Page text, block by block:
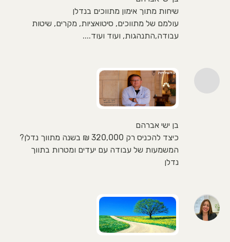
שיחות מתוך אימון מתווכים בנדלן
עולמם של מתווכים, סיטואציות, מקרים, שיטות
עבודה,התנהגות, ועוד ועוד....
בן ישי אברהם
כיצד להכניס רק 320,000 ₪ בשנה מתווך נדלן?
המשמעות של עבודה עם יעדים ומטרות בתווך
נדלן